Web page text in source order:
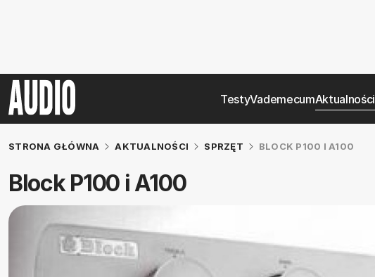
TestyVademecumAktualności
STRONA GŁÓWNA AKTUALNOŚCI SPRZĘT BLOCK P100 I A100
Block P100 i A100